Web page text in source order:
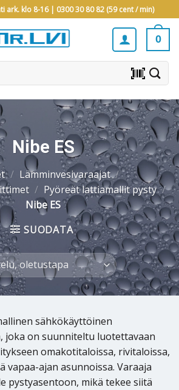
ark. klo 8-16 | 0300 30 80 82 (59 cent / min)
0
barcode_scanner
Nibe ES
/ Lämminvesivaraajat /
/ Pyöreät lattiamallit pysty /
Nibe ES
SUODATA
sähkökäyttöinen
joka on suunniteltu luotettavaan
omakotitaloissa, rivitaloissa,
vapaa-ajan asunnoissa. Varaaja
pystyasentoon, mikä tekee siitä